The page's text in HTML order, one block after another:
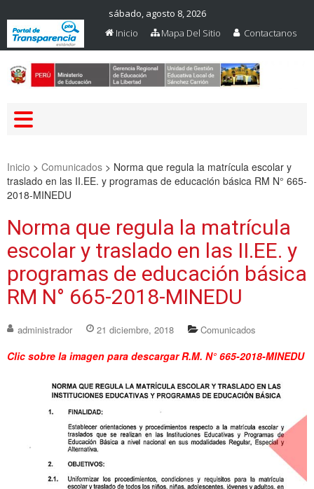
sábado, agosto 8, 2026
Inicio
Mapa Del Sitio Contactanos
Inicio > Comunicados > Norma que regula la matrícula escolar y
traslado en las II.EE. y programas de educación básica RM N° 665-
2018-MINEDU
Norma que regula la matrícula
escolar y traslado en las II.EE. y
programas de educación básica
RM N° 665-2018-MINEDU
administrador 21 diciembre, 2018 Comunicados
Clic sobre la imagen para descargar R.M. N° 665-2018-MINEDU